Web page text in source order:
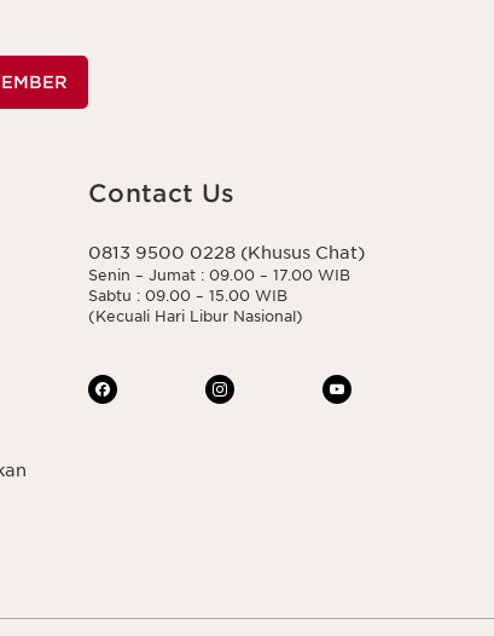
Contact Us
0813 9500 0228 (Khusus Chat)
Senin – Jumat : 09.00 – 17.00 WIB
Sabtu : 09.00 – 15.00 WIB
(Kecuali Hari Libur Nasional)